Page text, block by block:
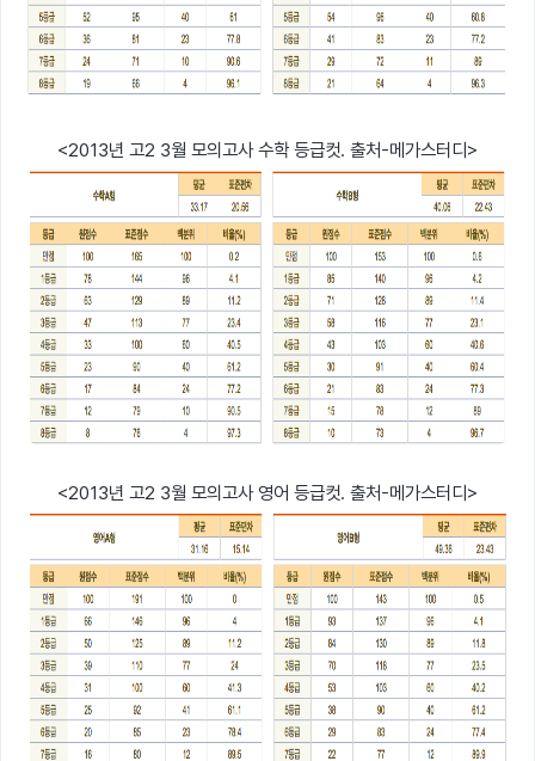
<2013년 고2 3월 모의고사 수학 등급컷. 출처-메가스터디>
<2013년 고2 3월 모의고사 영어 등급컷. 출처-메가스터디>